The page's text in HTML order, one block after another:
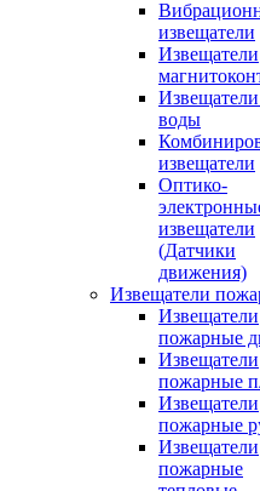
извещатели
Извещатели
воды
извещатели
Оптико-
извещатели
(Датчики
движения)
Извещатели
Извещатели
пожарные
Извещатели
пожарные
Извещатели
пожарные
Извещатели
пожарные